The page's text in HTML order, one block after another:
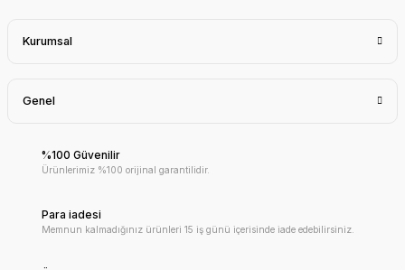
Kurumsal
Genel
%100 Güvenilir
Ürünlerimiz %100 orijinal garantilidir.
Para iadesi
Memnun kalmadığınız ürünleri 15 iş günü içerisinde iade edebilirsiniz.